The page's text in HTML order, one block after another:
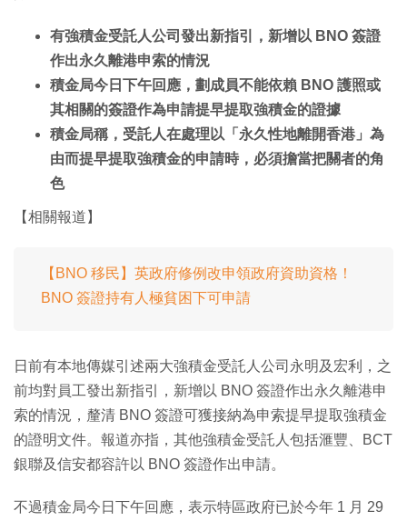
有強積金受託人公司發出新指引，新增以 BNO 簽證
作出永久離港申索的情況
積金局今日下午回應，劃成員不能依賴 BNO 護照或
其相關的簽證作為申請提早提取強積金的證據
積金局稱，受託人在處理以「永久性地離開香港」為
由而提早提取強積金的申請時，必須擔當把關者的角
色
【相關報道】
【BNO 移民】英政府修例改申領政府資助資格！
BNO 簽證持有人極貧困下可申請
日前有本地傳媒引述兩大強積金受託人公司永明及宏利，之
前均對員工發出新指引，新增以 BNO 簽證作出永久離港申
索的情況，釐清 BNO 簽證可獲接納為申索提早提取強積金
的證明文件。報道亦指，其他強積金受託人包括滙豐、BCT
銀聯及信安都容許以 BNO 簽證作出申請。
不過積金局今日下午回應，表示特區政府已於今年 1 月 29